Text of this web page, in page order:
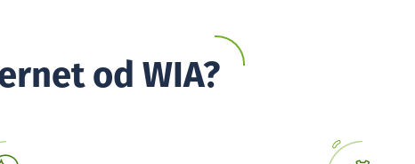
od WIA?